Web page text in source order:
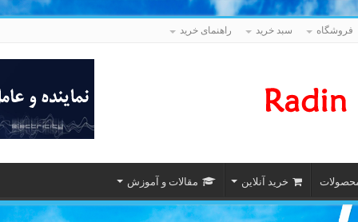
فروشگاه سبد خرید راهنمای خرید
خرید آنلاین مقالات و آموزش